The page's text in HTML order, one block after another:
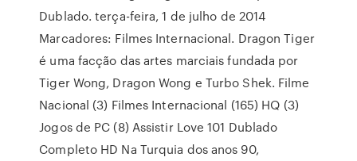
Dublado. terça-feira, 1 de julho de 2014
Marcadores: Filmes Internacional. Dragon Tiger
é uma facção das artes marciais fundada por
Tiger Wong, Dragon Wong e Turbo Shek. Filme
Nacional (3) Filmes Internacional (165) HQ (3)
Jogos de PC (8) Assistir Love 101 Dublado
Completo HD Na Turquia dos anos 90,